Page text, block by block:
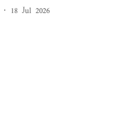
18 Jul 2026